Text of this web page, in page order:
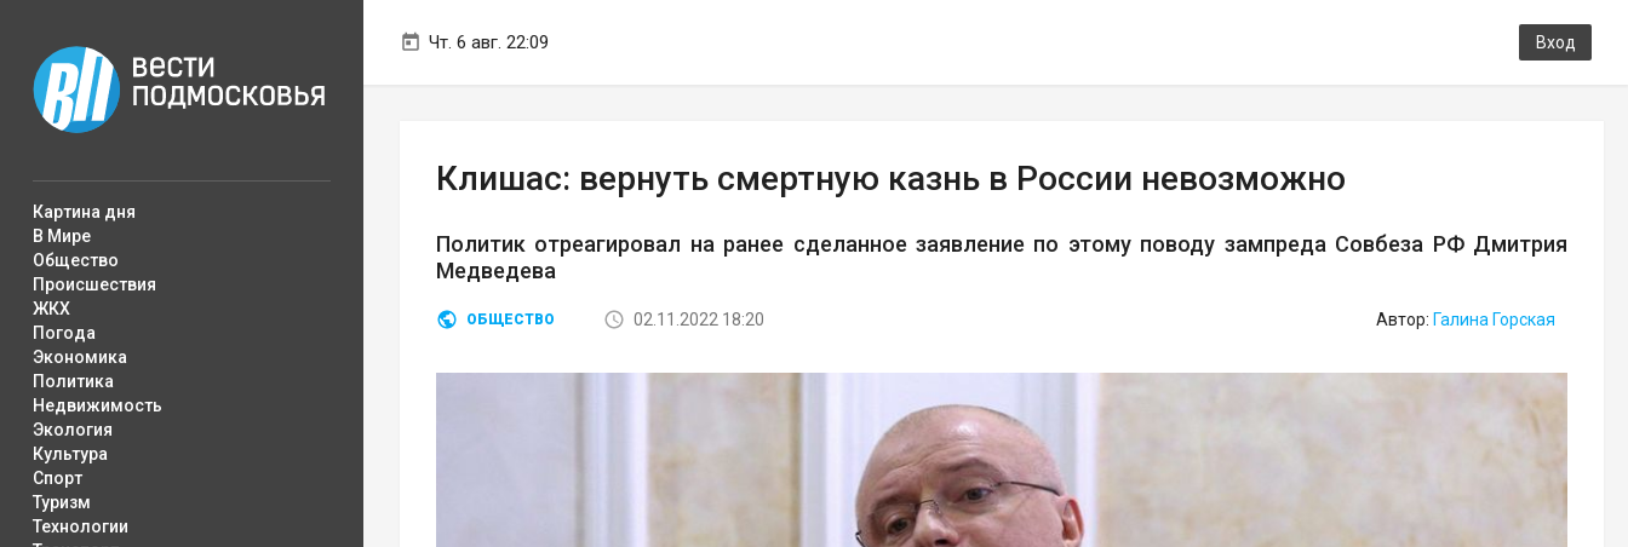
Чт. 6 авг. 22:09 Вход
Картина дня
В Мире
Общество
Происшествия
ЖКХ
Погода
Экономика
Политика
Недвижимость
Экология
Культура
Спорт
Туризм
Технологии
Клишас: вернуть смертную казнь в России невозможно
Политик отреагировал на ранее сделанное заявление по этому поводу зампреда Совбеза РФ Дмитрия
Медведева
ОБЩЕСТВО 02.11.2022 18:20 Автор: Галина Горская